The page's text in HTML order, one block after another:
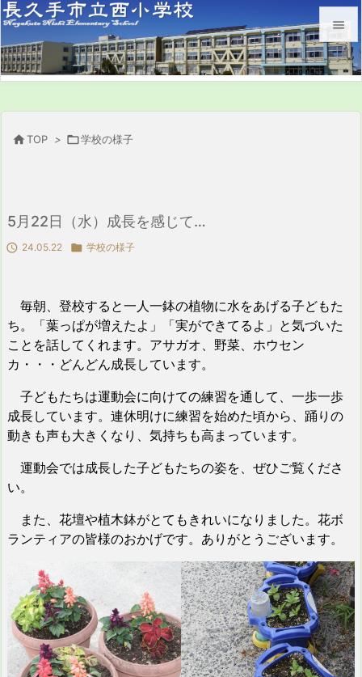


メニュ
TOP > 学校の様子
5月22日（水）成長を感じて…
 24.05.22  学校の様子
毎朝、登校すると一人一鉢の植物に水をあげる子どもた
ち。「葉っぱが増えたよ」「実ができてるよ」と気づいた
ことを話してくれます。アサガオ、野菜、ホウセン
カ・・・どんどん成長しています。
子どもたちは運動会に向けての練習を通して、一歩一歩
成長しています。連休明けに練習を始めた頃から、踊りの
動きも声も大きくなり、気持ちも高まっています。
運動会では成長した子どもたちの姿を、ぜひご覧くださ
い。
また、花壇や植木鉢がとてもきれいになりました。花ボ
ランティアの皆様のおかげです。ありがとうございます。